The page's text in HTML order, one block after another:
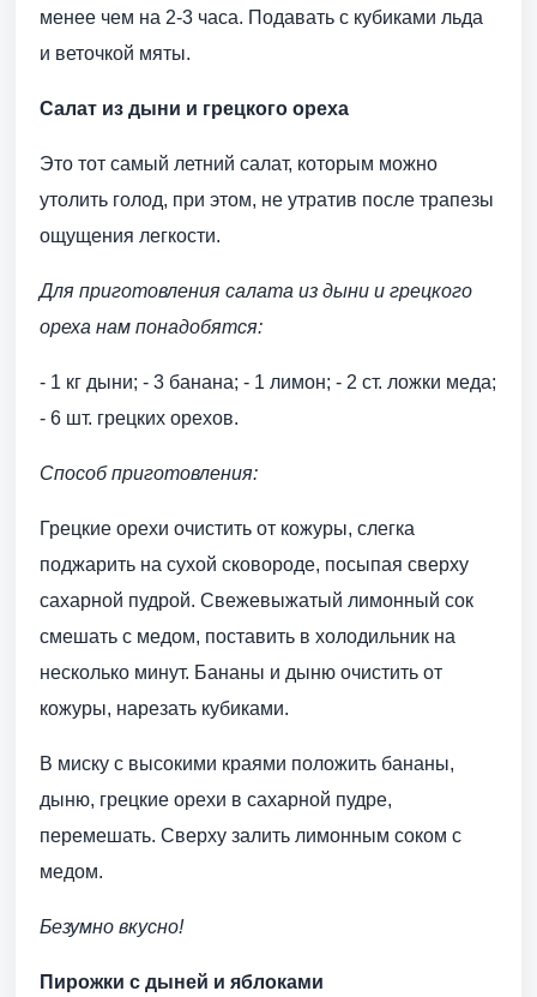
менее чем на 2-3 часа. Подавать с кубиками льда
и веточкой мяты.
Салат из дыни и грецкого ореха
Это тот самый летний салат, которым можно
утолить голод, при этом, не утратив после трапезы
ощущения легкости.
Для приготовления салата из дыни и грецкого
ореха нам понадобятся:
- 1 кг дыни; - 3 банана; - 1 лимон; - 2 ст. ложки меда;
- 6 шт. грецких орехов.
Способ приготовления:
Грецкие орехи очистить от кожуры, слегка
поджарить на сухой сковороде, посыпая сверху
сахарной пудрой. Свежевыжатый лимонный сок
смешать с медом, поставить в холодильник на
несколько минут. Бананы и дыню очистить от
кожуры, нарезать кубиками.
В миску с высокими краями положить бананы,
дыню, грецкие орехи в сахарной пудре,
перемешать. Сверху залить лимонным соком с
медом.
Безумно вкусно!
Пирожки с дыней и яблоками